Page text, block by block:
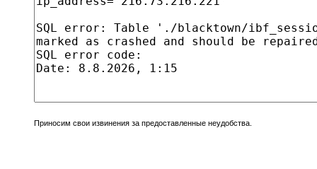
Приносим свои извинения за предоставленные неудобства.